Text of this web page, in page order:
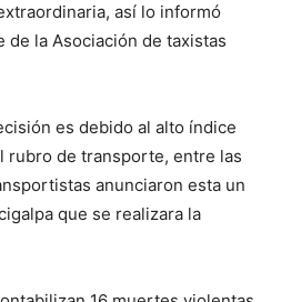
así lo informó
la Asociación de taxistas
es debido al alto índice
rubro de transporte, entre las
anunciaron esta un
que se realizara la